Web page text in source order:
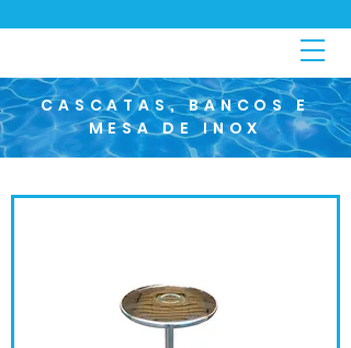
CASCATAS, BANCOS E
MESA DE INOX